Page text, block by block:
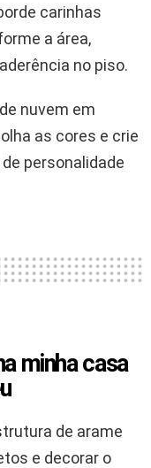
carinhas
a área,
no piso.
nuvem em
as cores e crie
personalidade
minha casa
de arame
e decorar o